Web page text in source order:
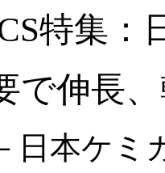
特集
で伸長
日本ケミ